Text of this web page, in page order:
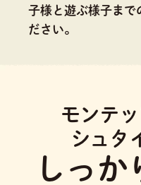
子様と遊ぶ様子まで
ださい。
モンテ
シュタ
しっか